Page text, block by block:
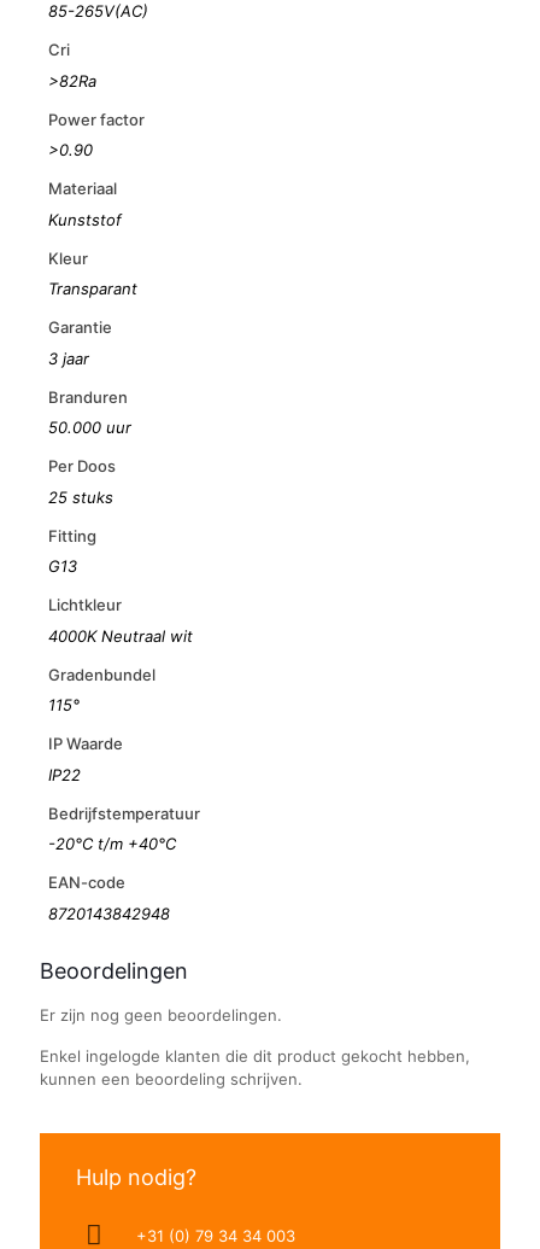
85-265V(AC)
Cri
>82Ra
Power factor
>0.90
Materiaal
Kunststof
Kleur
Transparant
Garantie
3 jaar
Branduren
50.000 uur
Per Doos
25 stuks
Fitting
G13
Lichtkleur
4000K Neutraal wit
Gradenbundel
115°
IP Waarde
IP22
Bedrijfstemperatuur
-20°C t/m +40°C
EAN-code
8720143842948
Beoordelingen
Er zijn nog geen beoordelingen.
Enkel ingelogde klanten die dit product gekocht hebben,
kunnen een beoordeling schrijven.
Hulp nodig?
+31 (0) 79 34 34 003